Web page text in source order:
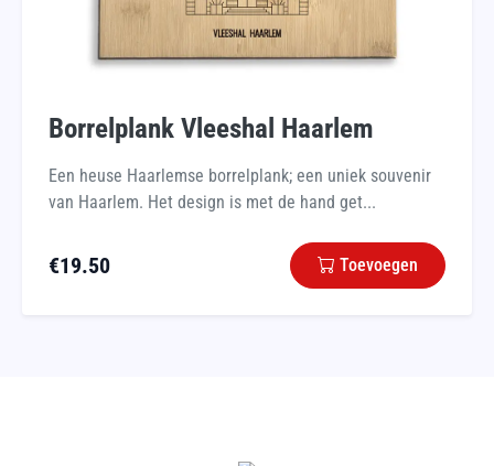
Borrelplank Vleeshal Haarlem
Een heuse Haarlemse borrelplank; een uniek souvenir
van Haarlem. Het design is met de hand get...
€19.50 Toevoegen